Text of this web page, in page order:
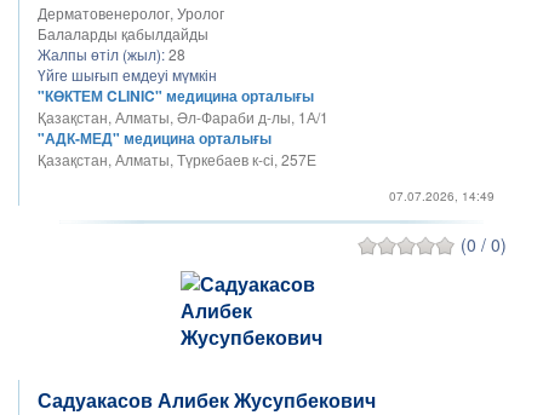
Дерматовенеролог, Уролог
Балаларды қабылдайды
Жалпы өтіл (жыл):28
Үйге шығып емдеуі мүмкін
"КӨКТЕМ CLINIC" медицина орталығы
Қазақстан, Алматы, Әл-Фараби д-лы, 1А/1
"АДК-МЕД" медицина орталығы
Қазақстан, Алматы, Түркебаев к-сі, 257Е
07.07.2026, 14:49
(0 / 0)
Садуакасов Алибек Жусупбекович